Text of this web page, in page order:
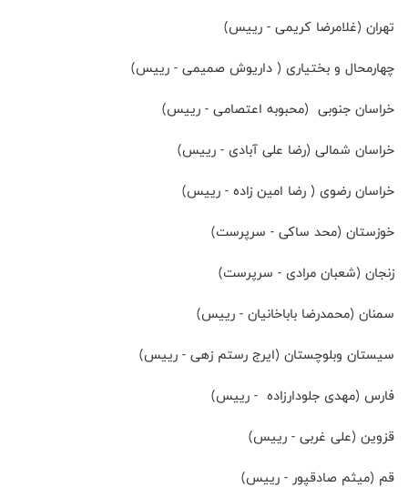
تهران (غلامرضا کریمی - رییس)
چهارمحال و بختیاری ( داریوش صمیمی - رییس)
خراسان جنوبی (محبوبه اعتصامی - رییس)
خراسان شمالی (رضا علی آبادی - رییس)
خراسان رضوی ( رضا امین زاده - رییس)
خوزستان (محد ساکی - سرپرست)
زنجان (شعبان مرادی - سرپرست)
سمنان (محمدرضا باباخانیان - رییس)
سیستان وبلوچستان (ایرج رستم زهی - رییس)
فارس (مهدی جلودارزاده - رییس)
قزوین (علی غربی - رییس)
قم (میثم صادقپور - رییس)